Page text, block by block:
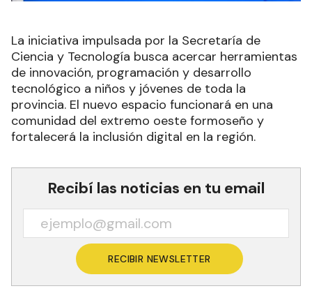
La iniciativa impulsada por la Secretaría de
Ciencia y Tecnología busca acercar herramientas
de innovación, programación y desarrollo
tecnológico a niños y jóvenes de toda la
provincia. El nuevo espacio funcionará en una
comunidad del extremo oeste formoseño y
fortalecerá la inclusión digital en la región.
Recibí las noticias en tu email
RECIBIR NEWSLETTER